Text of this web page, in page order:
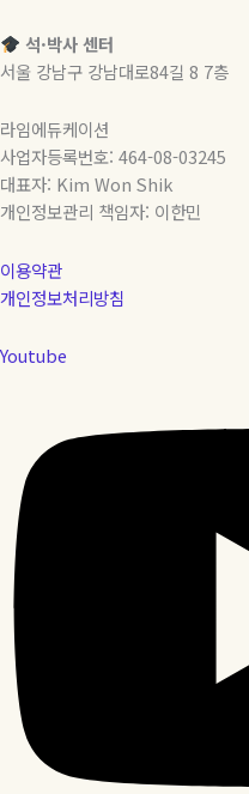
석·박사 센터
서울 강남구 강남대로84길 8 7층
라임에듀케이션
사업자등록번호: 464-08-03245
대표자: Kim Won Shik
개인정보관리 책임자: 이한민
이용약관
개인정보처리방침
Youtube